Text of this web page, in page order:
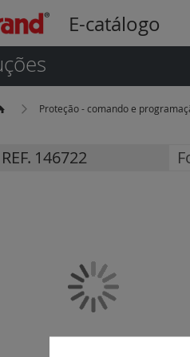
E-catálogo
Proteção - comando e
REF. 146722